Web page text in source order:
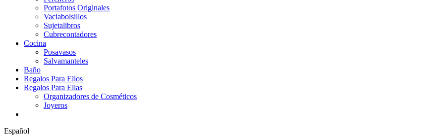
Portafotos Originales
Vaciabolsillos
Sujetalibros
Cubrecontadores
Cocina
Posavasos
Salvamanteles
Baño
Regalos Para Ellos
Regalos Para Ellas
Organizadores de Cosméticos
Joyeros
Español